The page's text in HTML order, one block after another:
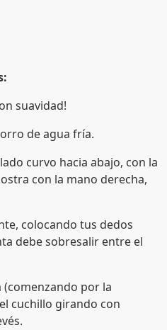
suavidad!
de agua fría.
curvo hacia abajo, con la
con la mano derecha,
colocando tus dedos
debe sobresalir entre el
por la
cuchillo girando con